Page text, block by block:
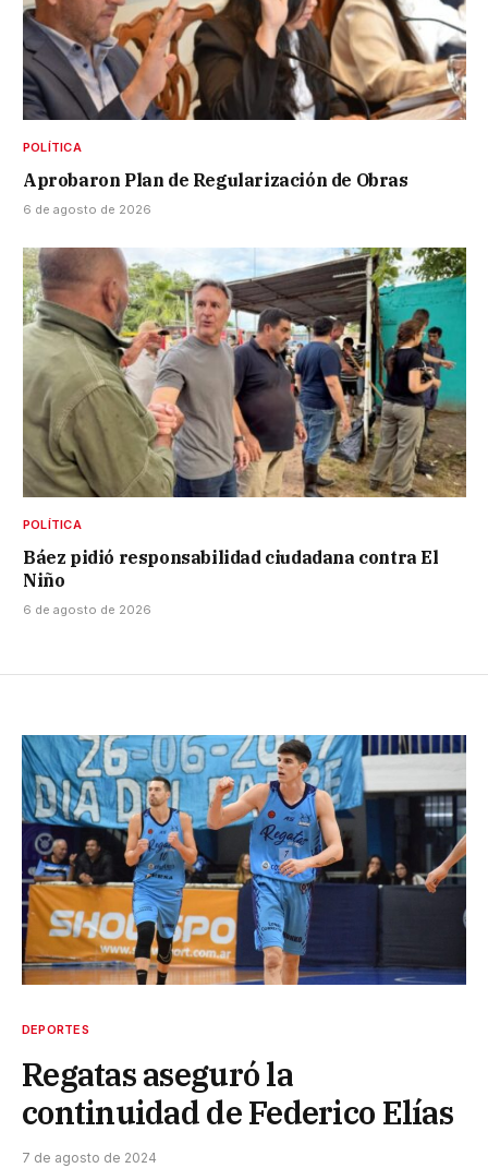
POLÍTICA
Aprobaron Plan de Regularización de Obras
6 de agosto de 2026
POLÍTICA
Báez pidió responsabilidad ciudadana contra El
Niño
6 de agosto de 2026
DEPORTES
Regatas aseguró la
continuidad de Federico Elías
7 de agosto de 2024